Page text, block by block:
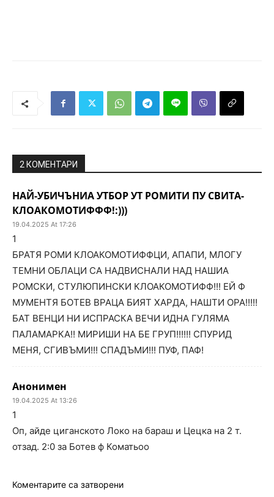
2 КОМЕНТАРИ
НАЙ-УБИЧЪНИА УТБОР УТ РОМИТИ ПУ СВИТА-
КЛОАКОМОТИФФФ!:)))
19.04.2025 At 17:26
1
БРАТЯ РОМИ КЛОАКОМОТИФФЦИ, АПАПИ, МЛОГУ
ТЕМНИ ОБЛАЦИ СА НАДВИСНАЛИ НАД НАШИА
РОМСКИ, СТУЛЮПИНСКИ КЛОАКОМОТИФФ!!! ЕЙ Ф
МУМЕНТЯ БОТЕВ ВРАЦА БИЯТ ХАРДА, НАШТИ ОРА!!!!!
БАТ ВЕНЦИ НИ ИСПРАСКА ВЕЧИ ИДНА ГУЛЯМА
ПАЛАМАРКА!! МИРИШИ НА БЕ ГРУП!!!!!! СПУРИД
МЕНЯ, СГИВЪМИ!!! СПАДЪМИ!!! ПУФ, ПАФ!
Анонимен
19.04.2025 At 13:26
1
Оп, айде циганското Локо на бараш и Цецка на 2 т.
отзад. 2:0 за Ботев ф Коматьоо
Коментарите са затворени